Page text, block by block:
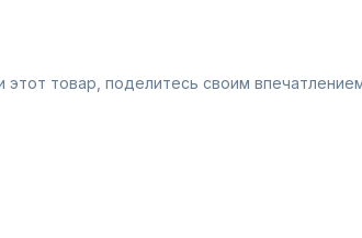
этот товар, поделитесь своим